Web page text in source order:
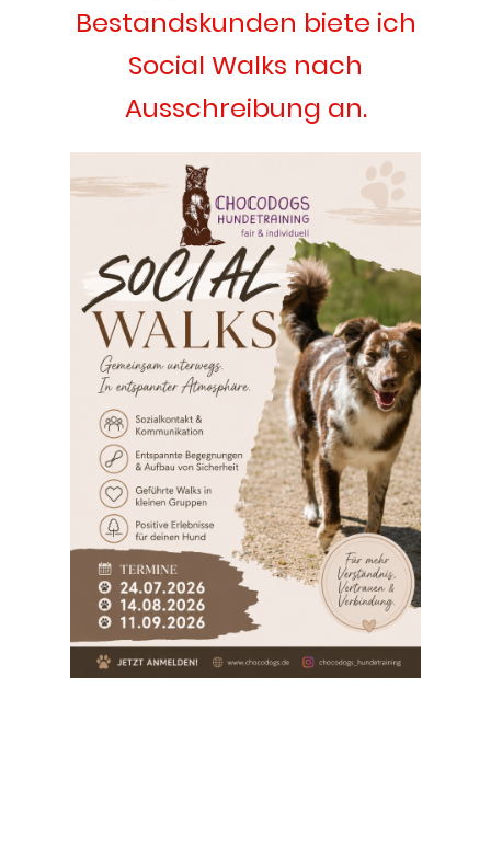
Bestandskunden biete ich
Social Walks nach
Ausschreibung an.